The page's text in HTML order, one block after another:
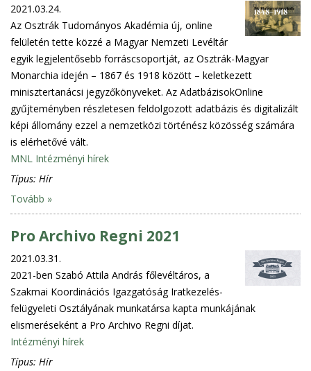
2021.03.24.
Az Osztrák Tudományos Akadémia új, online
felületén tette közzé a Magyar Nemzeti Levéltár
egyik legjelentősebb forráscsoportját, az Osztrák-Magyar
Monarchia idején – 1867 és 1918 között – keletkezett
minisztertanácsi jegyzőkönyveket. Az AdatbázisokOnline
gyűjteményben részletesen feldolgozott adatbázis és digitalizált
képi állomány ezzel a nemzetközi történész közösség számára
is elérhetővé vált.
MNL Intézményi hírek
Típus: Hír
Tovább »
Pro Archivo Regni 2021
2021.03.31.
2021-ben Szabó Attila András főlevéltáros, a
Szakmai Koordinációs Igazgatóság Iratkezelés-
felügyeleti Osztályának munkatársa kapta munkájának
elismeréseként a Pro Archivo Regni díjat.
Intézményi hírek
Típus: Hír